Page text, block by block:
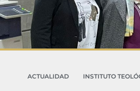
ACTUALIDAD INSTITUTO